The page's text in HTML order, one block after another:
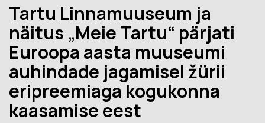
Tartu Linnamuuseum ja
näitus „Meie Tartu“ pärjati
Euroopa aasta muuseumi
auhindade jagamisel žürii
eripreemiaga kogukonna
kaasamise eest